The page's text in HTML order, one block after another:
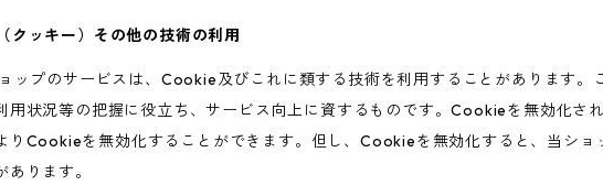
クッキー）その他の技術の利用
ョップのサービスは、Cookie及びこれに類する技術を利用することがあります
用状況等の把握に役立ち、サービス向上に資するものです。Cookieを無効化さ
りCookieを無効化することができます。但し、Cookieを無効化すると、当ショ
あります。